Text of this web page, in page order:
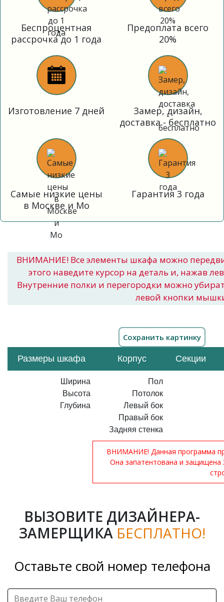
Беспроцентная
рассрочка до 1 года
Предоплата всего
20%
Изготовление 7 дней
Замер, дизайн,
доставка - бесплатно
Самые низкие цены
в Москве и Мо
Гарантия 3 года
ВНИМАНИЕ! Все элементы шкафа можно
этого наведите курсор на деталь и, нажав
Внутренние полки и перегородки можно
левой кнопки
Размеры шкафа Корпус Секции
Ширина
Высота
Глубина
Пол
Потолок
Левый бок
Правый бок
Задняя стенка
ВНИМАНИЕ! Данная программа
Она запатентована и
ВЫЗОВИТЕ ДИЗАЙНЕРА-
ЗАМЕРЩИКА БЕСПЛАТНО!
Оставьте свой номер телефона